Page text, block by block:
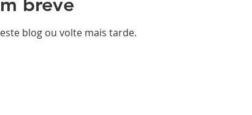
blog ou volte mais tarde.